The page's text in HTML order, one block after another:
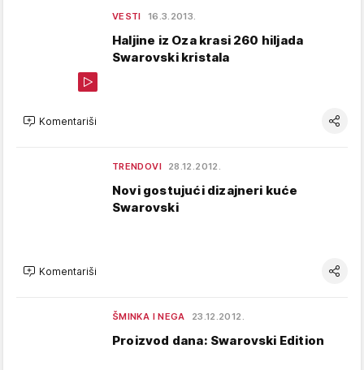
VESTI 16.3.2013.
Haljine iz Oza krasi 260 hiljada
Swarovski kristala
Komentariši
TRENDOVI 28.12.2012.
Novi gostujući dizajneri kuće
Swarovski
Komentariši
ŠMINKA I NEGA 23.12.2012.
Proizvod dana: Swarovski Edition